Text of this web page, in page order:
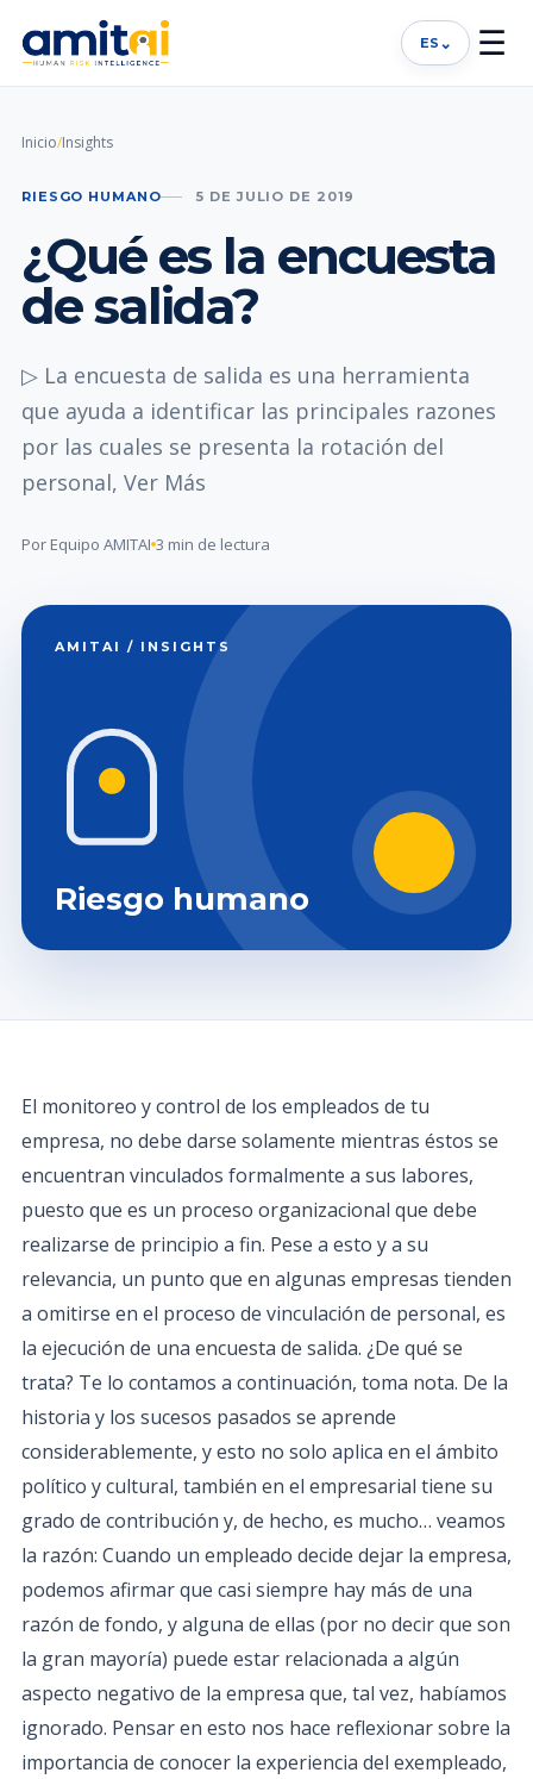
ES ⌄ ☰
Inicio/Insights
RIESGO HUMANO 5 DE JULIO DE 2019
¿Qué es la encuesta
de salida?
▷ La encuesta de salida es una herramienta
que ayuda a identificar las principales razones
por las cuales se presenta la rotación del
personal, Ver Más
Por Equipo AMITAI 3 min de lectura
AMITAI / INSIGHTS
Riesgo humano
El monitoreo y control de los empleados de tu
empresa, no debe darse solamente mientras éstos se
encuentran vinculados formalmente a sus labores,
puesto que es un proceso organizacional que debe
realizarse de principio a fin. Pese a esto y a su
relevancia, un punto que en algunas empresas tienden
a omitirse en el proceso de vinculación de personal, es
la ejecución de una encuesta de salida. ¿De qué se
trata? Te lo contamos a continuación, toma nota. De la
historia y los sucesos pasados se aprende
considerablemente, y esto no solo aplica en el ámbito
político y cultural, también en el empresarial tiene su
grado de contribución y, de hecho, es mucho… veamos
la razón: Cuando un empleado decide dejar la empresa,
podemos afirmar que casi siempre hay más de una
razón de fondo, y alguna de ellas (por no decir que son
la gran mayoría) puede estar relacionada a algún
aspecto negativo de la empresa que, tal vez, habíamos
ignorado. Pensar en esto nos hace reflexionar sobre la
importancia de conocer la experiencia del exempleado,